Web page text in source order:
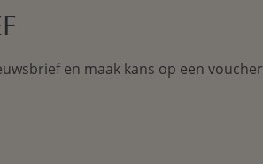
en maak kans op een voucher